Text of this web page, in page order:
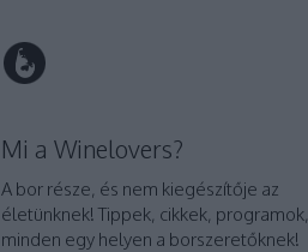
Mi a Winelovers?
A bor része, és nem kiegészítője az
életünknek! Tippek, cikkek, programok,
minden egy helyen a borszeretőknek!